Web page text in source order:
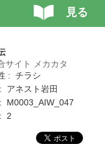
見る
サイト メカカタ
: チラシ
アネスト岩田
M0003_AIW_047
2